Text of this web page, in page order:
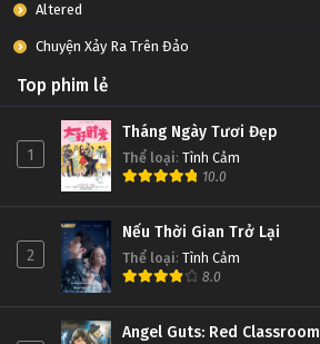
Altered
Chuyện Xảy Ra Trên Đảo
Top phim lẻ
1
Tháng Ngày Tươi Đẹp
Thể loại: Tình Cảm
10.0
2
Nếu Thời Gian Trở Lại
Thể loại: Tình Cảm
8.0
Angel Guts: Red Classroom